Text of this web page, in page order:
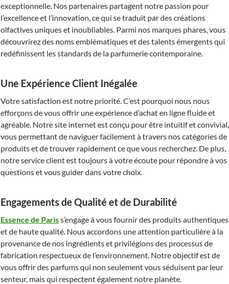
exceptionnelle. Nos partenaires partagent notre passion pour
l’excellence et l’innovation, ce qui se traduit par des créations
olfactives uniques et inoubliables. Parmi nos marques phares, vous
découvrirez des noms emblématiques et des talents émergents qui
redéfinissent les standards de la parfumerie contemporaine.
Une Expérience Client Inégalée
Votre satisfaction est notre priorité. C’est pourquoi nous nous
efforçons de vous offrir une expérience d’achat en ligne fluide et
agréable. Notre site internet est conçu pour être intuitif et convivial,
vous permettant de naviguer facilement à travers nos catégories de
produits et de trouver rapidement ce que vous recherchez. De plus,
notre service client est toujours à votre écoute pour répondre à vos
questions et vous guider dans votre choix.
Engagements de Qualité et de Durabilité
Essence de Pariss’engage à vous fournir des produits authentiques
et de haute qualité. Nous accordons une attention particulière à la
provenance de nos ingrédients et privilégions des processus de
fabrication respectueux de l’environnement. Notre objectif est de
vous offrir des parfums qui non seulement vous séduisent par leur
senteur, mais qui respectent également notre planète.